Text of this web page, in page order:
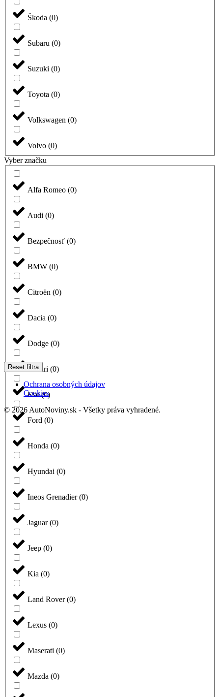
Škoda (0)
Subaru (0)
Suzuki (0)
Toyota (0)
Volkswagen (0)
Volvo (0)
Vyber značku
Alfa Romeo (0)
Audi (0)
Bezpečnosť (0)
BMW (0)
Citroën (0)
Dacia (0)
Dodge (0)
Ferrari (0)
Fiat(0)
Ford (0)
Honda (0)
Hyundai (0)
Ineos Grenadier(0)
Jaguar(0)
Jeep (0)
Kia (0)
Land Rover(0)
Lexus (0)
Maserati (0)
Mazda (0)
Reset filtra
Ochrana osobných údajov
Cookies
© 2026 AutoNoviny.sk - Všetky práva vyhradené.